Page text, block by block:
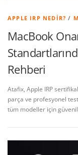
APPLE IRP NEDIR? /
MacBook
Rehberi
Atafix, Apple IRP
parça ve profesyonel
tüm modeller için